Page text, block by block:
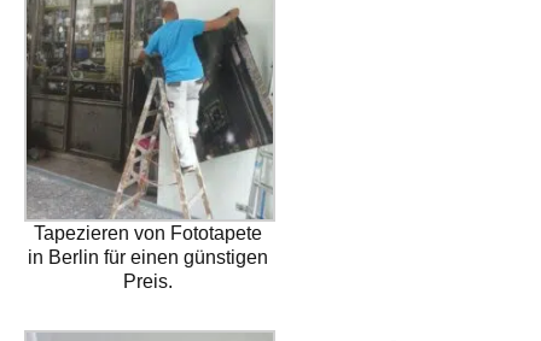
Tapezieren von Fototapete
in Berlin für einen günstigen
Preis.